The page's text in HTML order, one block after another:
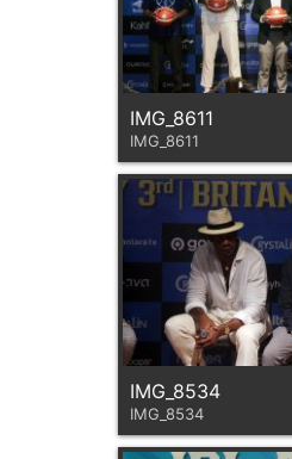
IMG_8611
IMG_8611
IMG_8534
IMG_8534